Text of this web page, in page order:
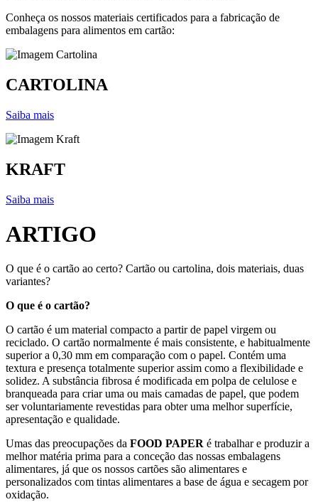
Conheça os nossos materiais certificados para a fabricação de
embalagens para alimentos em cartão:
CARTOLINA
Saiba mais
KRAFT
Saiba mais
ARTIGO
O que é o cartão ao certo? Cartão ou cartolina, dois materiais, duas
variantes?
O que é o cartão?
O cartão é um material compacto a partir de papel virgem ou
reciclado. O cartão normalmente é mais consistente, e habitualmente
superior a 0,30 mm em comparação com o papel. Contém uma
textura e presença totalmente superior assim como a flexibilidade e
solidez. A substância fibrosa é modificada em polpa de celulose e
branqueada para criar uma ou mais camadas de papel, que podem
ser voluntariamente revestidas para obter uma melhor superfície,
apresentação e qualidade.
Umas das preocupações da FOOD PAPER é trabalhar e produzir a
melhor matéria prima para a conceção das nossas embalagens
alimentares, já que os nossos cartões são alimentares e
personalizados com tintas alimentares a base de água e secagem por
oxidação.